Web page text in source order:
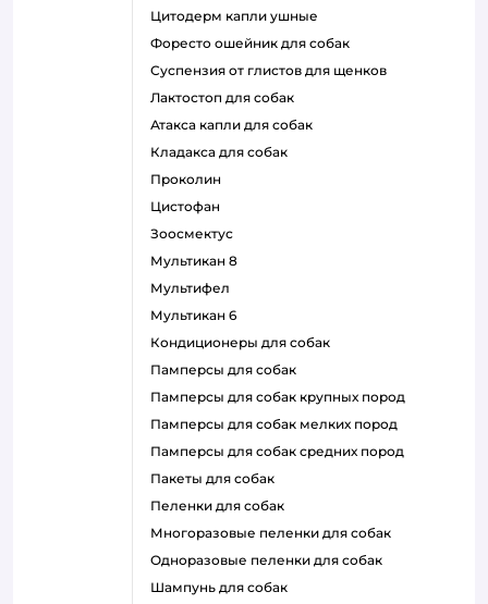
цитодерм капли ушные
форесто ошейник для собак
суспензия от глистов для щенков
лактостоп для собак
атакса капли для собак
кладакса для собак
проколин
цистофан
зоосмектус
мультикан 8
мультифел
мультикан 6
кондиционеры для собак
памперсы для собак
памперсы для собак крупных пород
памперсы для собак мелких пород
памперсы для собак средних пород
пакеты для собак
пеленки для собак
многоразовые пеленки для собак
одноразовые пеленки для собак
шампунь для собак